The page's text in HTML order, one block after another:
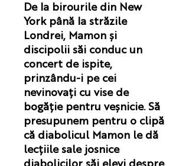
De la birourile din New
York până la străzile
Londrei, Mamon și
discipolii săi conduc un
concert de ispite,
prinzându-i pe cei
nevinovați cu vise de
bogăție pentru veșnicie. Să
presupunem pentru o clipă
că diabolicul Mamon le dă
lecțiile sale josnice